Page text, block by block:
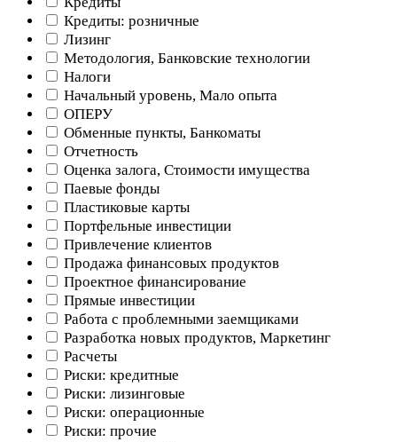
Кредиты: розничные
Лизинг
Методология, Банковские технологии
Налоги
Начальный уровень, Мало опыта
ОПЕРУ
Обменные пункты, Банкоматы
Отчетность
Оценка залога, Стоимости имущества
Паевые фонды
Пластиковые карты
Портфельные инвестиции
Привлечение клиентов
Продажа финансовых продуктов
Проектное финансирование
Прямые инвестиции
Работа с проблемными заемщиками
Разработка новых продуктов, Маркетинг
Расчеты
Риски: кредитные
Риски: лизинговые
Риски: операционные
Риски: прочие